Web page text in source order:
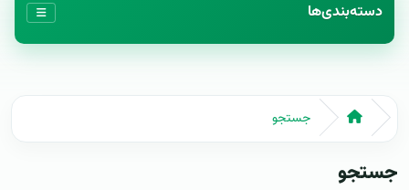
دسته‌بندی‌ها
جستجو
جستجو